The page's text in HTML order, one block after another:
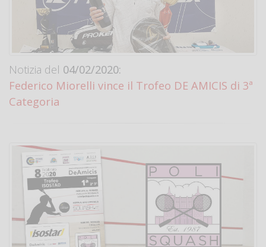
Notizia del 04/02/2020:
Federico Miorelli vince il Trofeo DE AMICIS di 3ª
Categoria